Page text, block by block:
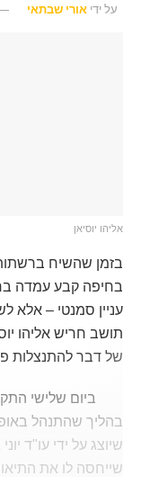
על ידי אורי שבתאי
אליהו יוסיאן
בזמן שהשיח
בחיפה קבע עמדה
עניין סמנטי – אלא
תושב חריש אליהו
של דבר להתנצלות
ביום שלישי
בהליך שהתנהל
שיוצג על ידי עו"ד
שייחסה לו את